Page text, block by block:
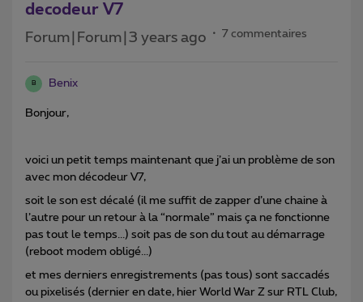
decodeur V7
Forum|Forum|3 years ago 7 commentaires
B Benix
Bonjour,
voici un petit temps maintenant que j’ai un problème de son
avec mon décodeur V7,
soit le son est décalé (il me suffit de zapper d’une chaine à
l’autre pour un retour à la “normale” mais ça ne fonctionne
pas tout le temps...) soit pas de son du tout au démarrage
(reboot modem obligé...)
et mes derniers enregistrements (pas tous) sont saccadés
ou pixelisés (dernier en date, hier World War Z sur RTL Club,